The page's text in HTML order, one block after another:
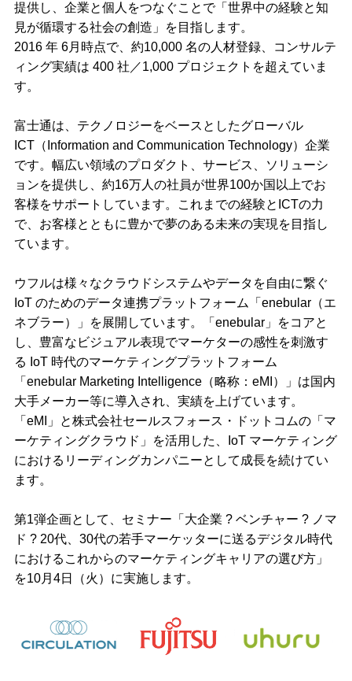
提供し、企業と個人をつなぐことで「世界中の経験と知
見が循環する社会の創造」を目指します。
2016 年 6月時点で、約10,000 名の人材登録、コンサルテ
ィング実績は 400 社／1,000 プロジェクトを超えていま
す。
富士通は、テクノロジーをベースとしたグローバル
ICT（Information and Communication Technology）企業
です。幅広い領域のプロダクト、サービス、ソリューシ
ョンを提供し、約16万人の社員が世界100か国以上でお
客様をサポートしています。これまでの経験とICTの力
で、お客様とともに豊かで夢のある未来の実現を目指し
ています。
ウフルは様々なクラウドシステムやデータを自由に繋ぐ
IoT のためのデータ連携プラットフォーム「enebular（エ
ネブラー）」を展開しています。「enebular」をコアと
し、豊富なビジュアル表現でマーケターの感性を刺激す
る IoT 時代のマーケティングプラットフォーム
「enebular Marketing Intelligence（略称：eMI）」は国内
大手メーカー等に導入され、実績を上げています。
「eMI」と株式会社セールスフォース・ドットコムの「マ
ーケティングクラウド」を活用した、IoT マーケティング
におけるリーディングカンパニーとして成長を続けてい
ます。
第1弾企画として、セミナー「大企業 ? ベンチャー ? ノマ
ド ? 20代、30代の若手マーケッターに送るデジタル時代
におけるこれからのマーケティングキャリアの選び方」
を10月4日（火）に実施します。